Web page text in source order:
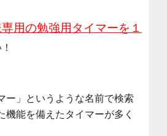
用の勉強用タイマーを１
ー」というような名前で検索
機能を備えたタイマーが多く